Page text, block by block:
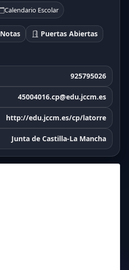
Calendario Escolar
Notas
Puertas Abiertas
925795026
45004016.cp@edu.jccm.es
http://edu.jccm.es/cp/latorre
Junta de Castilla-La Mancha